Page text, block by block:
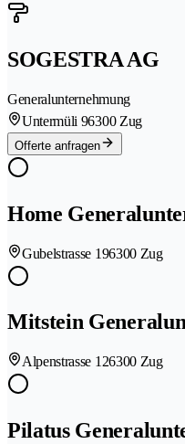
SOGESTRA AG
Generalunternehmung
Untermüli 96300 Zug
Offerte anfragen
Home
Gubelstrasse 196300 Zug
Mitstein
Alpenstrasse 126300 Zug
Pilatus